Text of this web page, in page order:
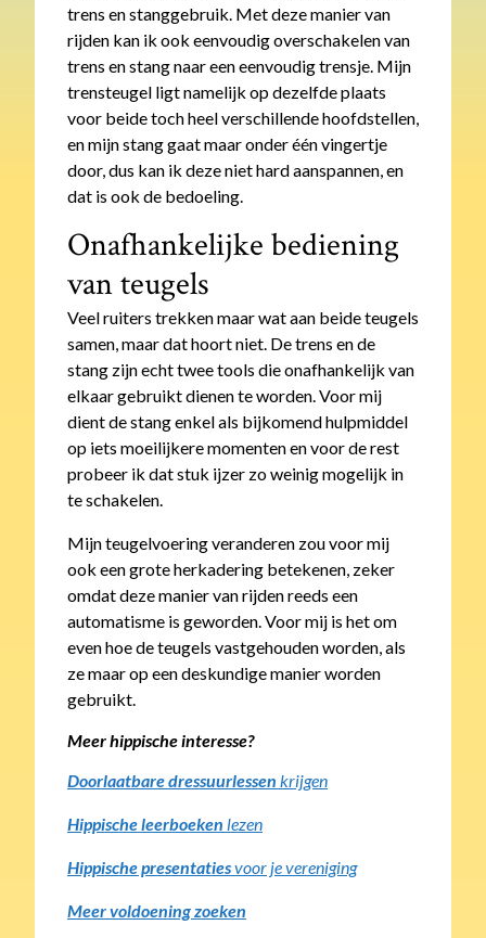
trens en stanggebruik. Met deze manier van
rijden kan ik ook eenvoudig overschakelen van
trens en stang naar een eenvoudig trensje. Mijn
trensteugel ligt namelijk op dezelfde plaats
voor beide toch heel verschillende hoofdstellen,
en mijn stang gaat maar onder één vingertje
door, dus kan ik deze niet hard aanspannen, en
dat is ook de bedoeling.
Onafhankelijke bediening
van teugels
Veel ruiters trekken maar wat aan beide teugels
samen, maar dat hoort niet. De trens en de
stang zijn echt twee tools die onafhankelijk van
elkaar gebruikt dienen te worden. Voor mij
dient de stang enkel als bijkomend hulpmiddel
op iets moeilijkere momenten en voor de rest
probeer ik dat stuk ijzer zo weinig mogelijk in
te schakelen.
Mijn teugelvoering veranderen zou voor mij
ook een grote herkadering betekenen, zeker
omdat deze manier van rijden reeds een
automatisme is geworden. Voor mij is het om
even hoe de teugels vastgehouden worden, als
ze maar op een deskundige manier worden
gebruikt.
Meer hippische interesse?
Doorlaatbare dressuurlessen krijgen
Hippische leerboeken lezen
Hippische presentatiesvoor je vereniging
Meer voldoening zoeken